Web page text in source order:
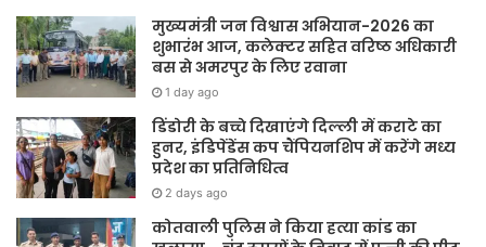
मुख्यमंत्री जन विश्वास अभियान-2026 का
शुभारंभ आज, कलेक्टर सहित वरिष्ठ अधिकारी
बस से अमरपुर के लिए रवाना
1 day ago
डिंडोरी के बच्चे दिखाएंगे दिल्ली में कराटे का
हुनर, इंडिपेंडेंस कप चैंपियनशिप में करेंगे मध्य
प्रदेश का प्रतिनिधित्व
2 days ago
कोतवाली पुलिस ने किया हत्या कांड का